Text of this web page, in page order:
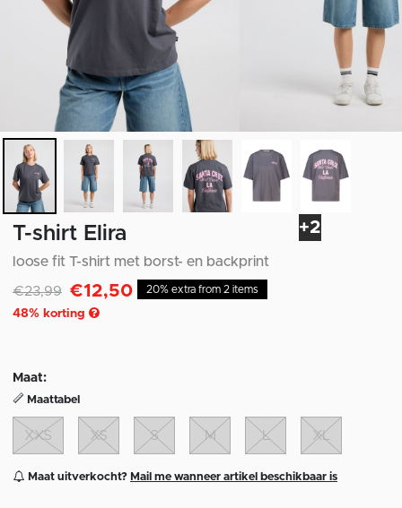
+2
T-shirt Elira
loose fit T-shirt met borst- en backprint
Afgeprijsd van
€23,99naar
€12,50
48% korting
20% extra from 2 items
Maat:
Maattabel
XXS XS S M L XL
Maat uitverkocht? Mail me wanneer artikel beschikbaar is